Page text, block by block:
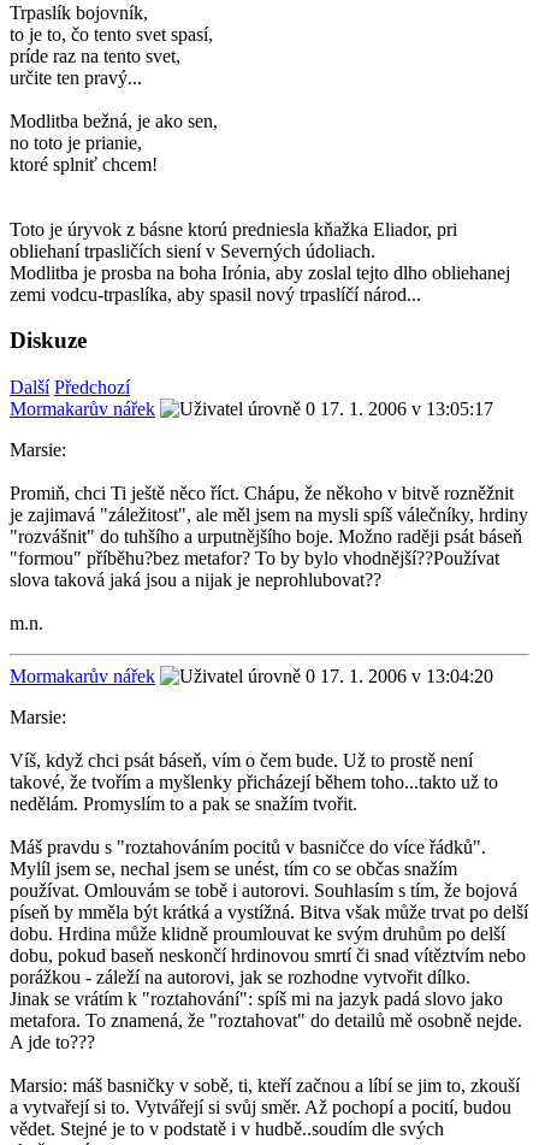
Trpaslík bojovník,
to je to, čo tento svet spasí,
príde raz na tento svet,
určite ten pravý...
Modlitba bežná, je ako sen,
no toto je prianie,
ktoré splniť chcem!
Toto je úryvok z básne ktorú predniesla kňažka Eliador, pri
obliehaní trpasličích siení v Severných údoliach.
Modlitba je prosba na boha Irónia, aby zoslal tejto dlho obliehanej
zemi vodcu-trpaslíka, aby spasil nový trpaslíčí národ...
Diskuze
Další Předchozí
Mormakarův nářek
17. 1. 2006 v 13:05:17
Marsie:
Promiň, chci Ti ještě něco říct. Chápu, že někoho v bitvě rozněžnit
je zajimavá "záležitost", ale měl jsem na mysli spíš válečníky, hrdiny
"rozvášnit" do tuhšího a urputnějšího boje. Možno raději psát báseň
"formou" příběhu?bez metafor? To by bylo vhodnější??Používat
slova taková jaká jsou a nijak je neprohlubovat??
m.n.
Mormakarův nářek
17. 1. 2006 v 13:04:20
Marsie:
Víš, když chci psát báseň, vím o čem bude. Už to prostě není
takové, že tvořím a myšlenky přicházejí během toho...takto už to
nedělám. Promyslím to a pak se snažím tvořit.
Máš pravdu s "roztahováním pocitů v basničce do více řádků".
Mylíl jsem se, nechal jsem se unést, tím co se občas snažím
používat. Omlouvám se tobě i autorovi. Souhlasím s tím, že bojová
píseň by mměla být krátká a vystížná. Bitva však může trvat po delší
dobu. Hrdina může klidně proumlouvat ke svým druhům po delší
dobu, pokud baseň neskončí hrdinovou smrtí či snad vítěztvím nebo
porážkou - záleží na autorovi, jak se rozhodne vytvořit dílko.
Jinak se vrátím k "roztahování": spíš mi na jazyk padá slovo jako
metafora. To znamená, že "roztahovat" do detailů mě osobně nejde.
A jde to???
Marsio: máš basničky v sobě, ti, kteří začnou a líbí se jim to, zkouší
a vytvařejí si to. Vytvářejí si svůj směr. Až pochopí a pocití, budou
vědet. Stejné je to v podstatě i v hudbě..soudím dle svých